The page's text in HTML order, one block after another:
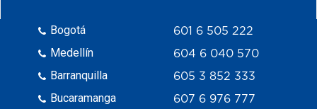
Bogotá
Medellín
Barranquilla
Bucaramanga
601 6 505 222
604 6 040 570
605 3 852 333
607 6 976 777